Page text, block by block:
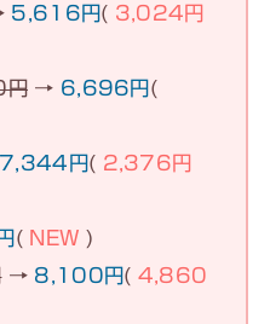
5,616円( 3,024円
→ 6,696円 (
7,344円( 2,376円
( NEW )
→ 8,100円( 4,860